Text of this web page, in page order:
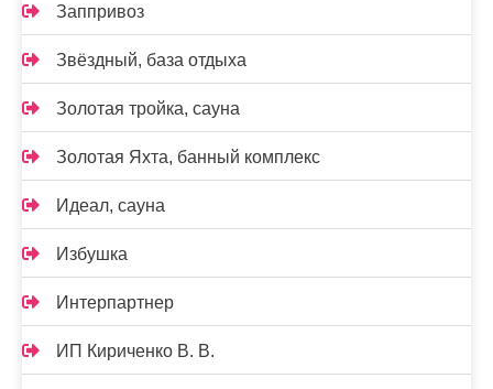
Заппривоз
Звёздный, база отдыха
Золотая тройка, сауна
Золотая Яхта, банный комплекс
Идеал, сауна
Избушка
Интерпартнер
ИП Кириченко В. В.